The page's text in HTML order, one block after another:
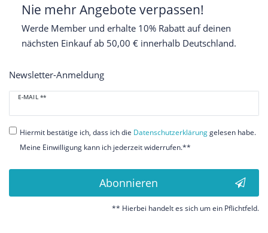
Nie mehr Angebote verpassen!
Werde Member und erhalte 10% Rabatt auf deinen
nächsten Einkauf ab 50,00 € innerhalb Deutschland.
Newsletter-Anmeldung
E-MAIL **
Newsletter
Honig
Hiermit bestätige ich, dass ich die Daten­schutz­erklärunggelesen habe.
Meine Einwilligung kann ich jederzeit widerrufen.**
Abonnieren
** Hierbei handelt es sich um ein Pflichtfeld.